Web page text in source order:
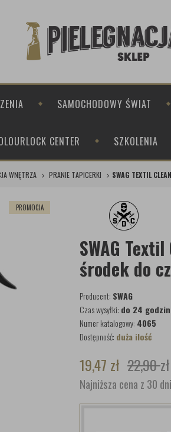
SAMOCHODOWY ŚWIAT
CENTER SZKOLENIA
WNĘTRZA PRANIE TAPICERKI SWAG TEXTIL
PROMOCJA
SWAG
środek do
Producent: SWAG
Czas wysyłki: do 24 godzin
Numer katalogowy: 4065
Dostępność: duża ilość
19,47 zł 22,90zł
Najniższa cena z 30